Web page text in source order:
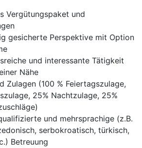
Vergütungspaket und
gesicherte Perspektive mit Option
und interessante Tätigkeit
Nähe
Zulagen (100 % Feiertagszulage,
25% Nachtzulage, 25%
und mehrsprachige (z.B.
serbokroatisch, türkisch,
Betreuung